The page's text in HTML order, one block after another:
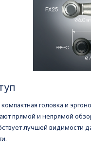
головка и
прямой и непрямой
лучшей видимости